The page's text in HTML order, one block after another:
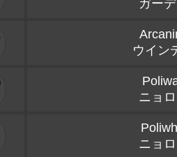
ガー
ウイン
ニョ
ニョ